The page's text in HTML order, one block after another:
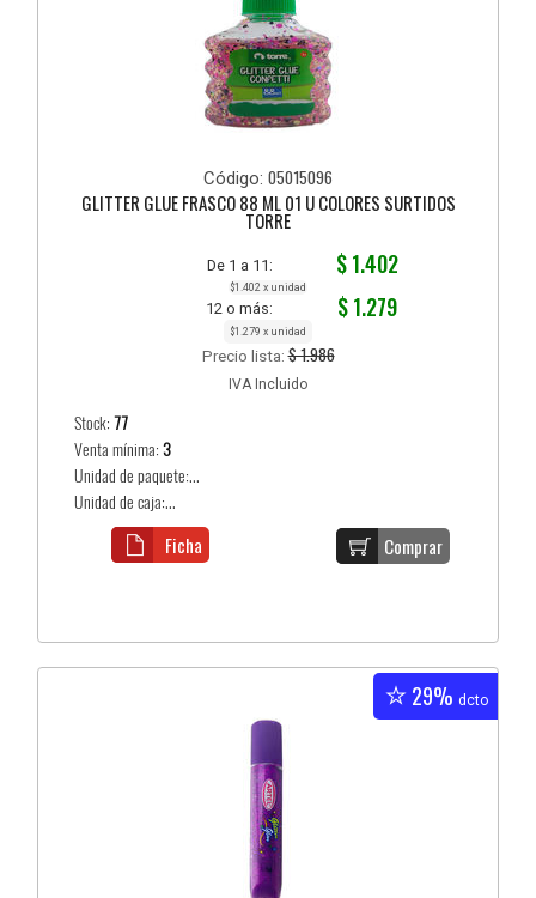
Código: 05015096
GLITTER GLUE FRASCO 88 ML 01 U COLORES SURTIDOS
TORRE
De 1 a 11: $ 1.402
$1.402 x unidad
12 o más: $ 1.279
$1.279 x unidad
Precio lista:$ 1.986
IVA Incluido
Stock:77
Venta mínima:3
Unidad de paquete:...
Unidad de caja:...
Comprar
Ficha
29% dcto